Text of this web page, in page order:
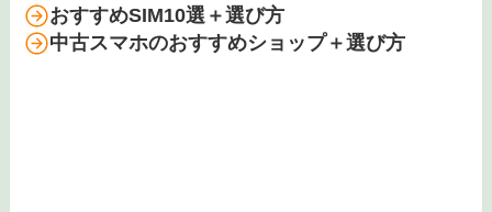
おすすめSIM10選＋選び方
中古スマホのおすすめショップ＋選び方